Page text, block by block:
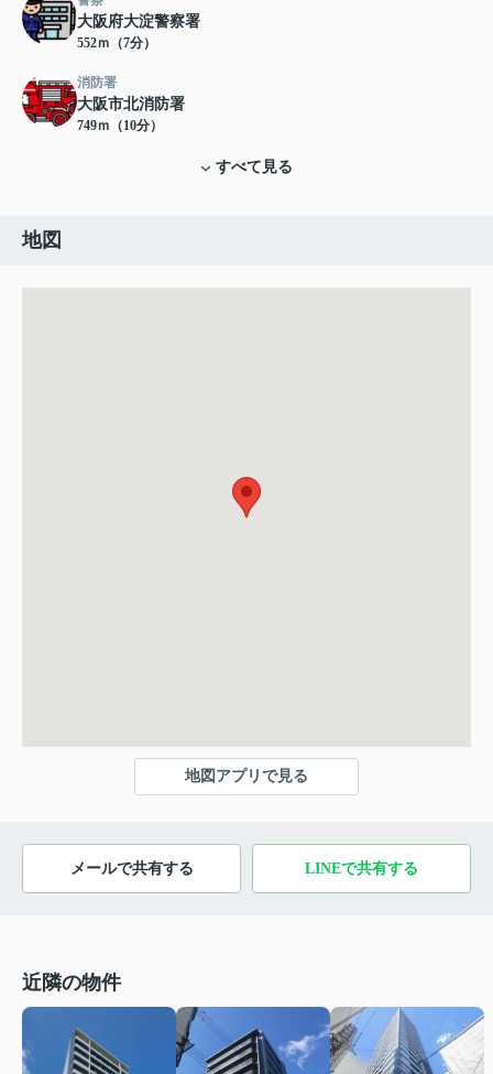
大阪府大淀警察署
552ｍ（7分）
消防署
大阪市北消防署
749ｍ（10分）
すべて見る
地図
地図アプリで見る
メールで共有する LINEで共有する
近隣の物件